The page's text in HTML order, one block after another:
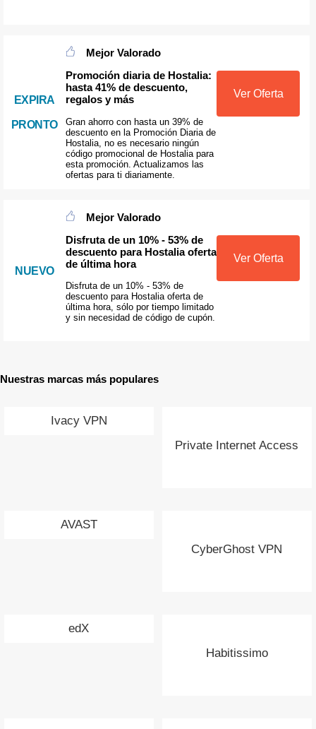
EXPIRA
PRONTO
Mejor Valorado
Promoción diaria de Hostalia:
hasta 41% de descuento,
regalos y más
Gran ahorro con hasta un 39% de
descuento en la Promoción Diaria de
Hostalia, no es necesario ningún
código promocional de Hostalia para
esta promoción. Actualizamos las
ofertas para ti diariamente.
Ver Oferta
NUEVO
Mejor Valorado
Disfruta de un 10% - 53% de
descuento para Hostalia oferta
de última hora
Disfruta de un 10% - 53% de
descuento para Hostalia oferta de
última hora, sólo por tiempo limitado
y sin necesidad de código de cupón.
Ver Oferta
Nuestras marcas más populares
Ivacy VPN
Private Internet Access
AVAST
CyberGhost VPN
edX
Habitissimo